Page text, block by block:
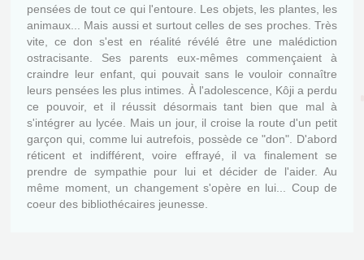
pensées de tout ce qui l'entoure. Les objets, les plantes, les
animaux... Mais aussi et surtout celles de ses proches. Très
vite, ce don s'est en réalité révélé être une malédiction
ostracisante. Ses parents eux-mêmes commençaient à
craindre leur enfant, qui pouvait sans le vouloir connaître
leurs pensées les plus intimes. À l'adolescence, Kôji a perdu
ce pouvoir, et il réussit désormais tant bien que mal à
s'intégrer au lycée. Mais un jour, il croise la route d'un petit
garçon qui, comme lui autrefois, possède ce "don". D'abord
réticent et indifférent, voire effrayé, il va finalement se
prendre de sympathie pour lui et décider de l'aider. Au
même moment, un changement s'opère en lui... Coup de
coeur des bibliothécaires jeunesse.